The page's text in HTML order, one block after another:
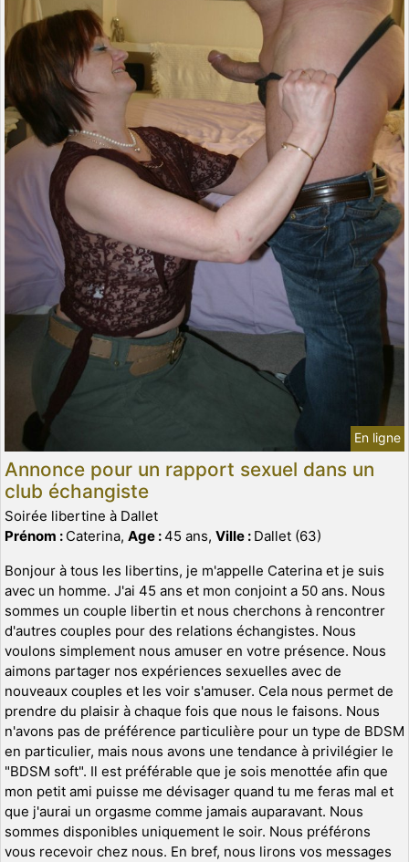
En ligne
Annonce pour un rapport sexuel dans un
club échangiste
Soirée libertine à Dallet
Prénom : Caterina, Age :45 ans, Ville : Dallet (63)
Bonjour à tous les libertins, je m'appelle Caterina et je suis
avec un homme. J'ai 45 ans et mon conjoint a 50 ans. Nous
sommes un couple libertin et nous cherchons à rencontrer
d'autres couples pour des relations échangistes. Nous
voulons simplement nous amuser en votre présence. Nous
aimons partager nos expériences sexuelles avec de
nouveaux couples et les voir s'amuser. Cela nous permet de
prendre du plaisir à chaque fois que nous le faisons. Nous
n'avons pas de préférence particulière pour un type de BDSM
en particulier, mais nous avons une tendance à privilégier le
"BDSM soft". Il est préférable que je sois menottée afin que
mon petit ami puisse me dévisager quand tu me feras mal et
que j'aurai un orgasme comme jamais auparavant. Nous
sommes disponibles uniquement le soir. Nous préférons
vous recevoir chez nous. En bref, nous lirons vos messages